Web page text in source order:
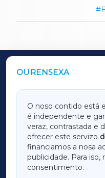
OURENSEXA
O noso contido está
é independente e
veraz, contrastada e
ofrecer este servizo
financiamos a nosa
publicidade. Para
consentimento.
OUTROS